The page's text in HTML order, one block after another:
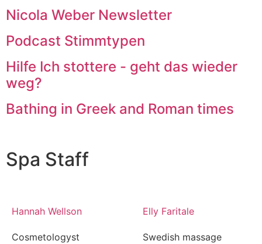
Nicola Weber Newsletter
Podcast Stimmtypen
Hilfe Ich stottere - geht das wieder
weg?
Bathing in Greek and Roman times
Spa Staff
Hannah Wellson
Cosmetologyst
Elly Faritale
Swedish massage